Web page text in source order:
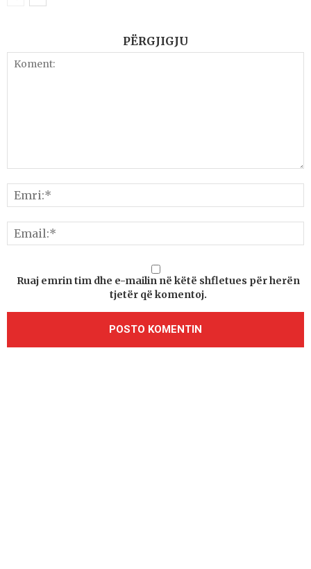
PËRGJIGJU
Ruaj emrin tim dhe e-mailin në këtë shfletues për herën
tjetër që komentoj.